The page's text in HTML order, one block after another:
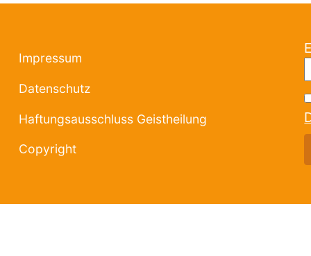
Impressum
Datenschutz
Haftungsausschluss Geistheilung
Copyright